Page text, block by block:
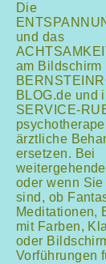
Die
und das
am Bildschirm
BLOG.de und
SERVICE-
ärztliche
ersetzen. Bei
oder wenn
sind, ob
Meditationen,
mit Farben,
oder
Vorführungen